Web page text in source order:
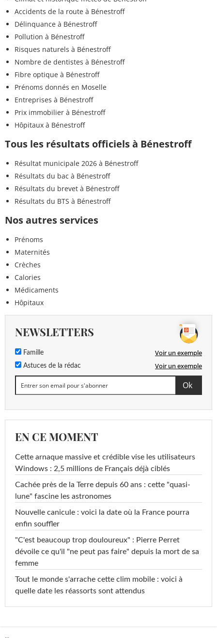
Accidents de la route à Bénestroff
Délinquance à Bénestroff
Pollution à Bénestroff
Risques naturels à Bénestroff
Nombre de dentistes à Bénestroff
Fibre optique à Bénestroff
Prénoms donnés en Moselle
Entreprises à Bénestroff
Prix immobilier à Bénestroff
Hôpitaux à Bénestroff
Tous les résultats officiels à Bénestroff
Résultat municipale 2026 à Bénestroff
Résultats du bac à Bénestroff
Résultats du brevet à Bénestroff
Résultats du BTS à Bénestroff
Nos autres services
Prénoms
Maternités
Crèches
Calories
Médicaments
Hôpitaux
NEWSLETTERS
Famille Voir un exemple
Astuces de la rédac Voir un exemple
EN CE MOMENT
Cette arnaque massive et crédible vise les utilisateurs
Windows : 2,5 millions de Français déjà ciblés
Cachée près de la Terre depuis 60 ans : cette "quasi-
lune" fascine les astronomes
Nouvelle canicule : voici la date où la France pourra
enfin souffler
"C'est beaucoup trop douloureux" : Pierre Perret
dévoile ce qu'il "ne peut pas faire" depuis la mort de sa
femme
Tout le monde s'arrache cette clim mobile : voici à
quelle date les réassorts sont attendus
...